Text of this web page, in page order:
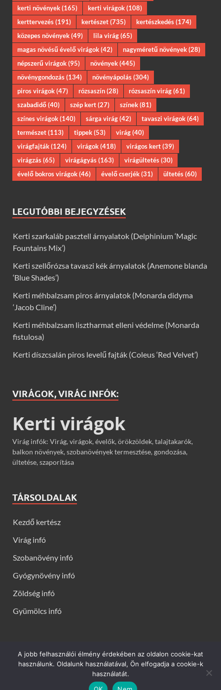
kerti növények(165) kerti virágok(108)
kerttervezés(191) kertészet(735) kertészkedés(174)
közepes növények(49) lila virág(65)
magas növésű évelő virágok(42) nagyméretű növények(28)
népszerű virágok(95) növények(445)
növénygondozás(134) növényápolás(304)
piros virágok(47) rózsaszín(28) rózsaszín virág(61)
szabadidő(40) szép kert(27) színek(81)
színes virágok(140) sárga virág(42) tavaszi virágok(64)
természet(113) tippek(53) virág(40)
virágfajták(124) virágok(418) virágos kert(39)
virágzás(65) virágágyás(163) virágültetés(30)
évelő bokros virágok(46) évelő cserjék(31) ültetés(60)
LEGUTÓBBI BEJEGYZÉSEK
Kerti szarkaláb pasztell árnyalatok (Delphinium ‘Magic
Fountains Mix’)
Kerti szellőrózsa tavaszi kék árnyalatok (Anemone blanda
‘Blue Shades’)
Kerti méhbalzsam piros árnyalatok (Monarda didyma
‘Jacob Cline’)
Kerti méhbalzsam lisztharmat elleni védelme (Monarda
fistulosa)
Kerti díszcsalán piros levelű fajták (Coleus ‘Red Velvet’)
VIRÁGOK, VIRÁG INFÓK:
Kerti virágok
Virág infók: Virág, virágok, évelők, örökzöldek, talajtakarók,
balkon növények, szobanövények termesztése, gondozása,
ültetése, szaporítása
TÁRSOLDALAK
Kezdő kertész
Virág infó
Szobanövény infó
Gyógynövény infó
Zöldség infó
Gyümölcs infó
Kerti virágok - Virág infók: Virág, virágok, évelők, örökzöldek,
talajtakarók, balkon növények, szobanövények termesztése,
gondozása, ültetése, szaporítása
A jobb felhasználói élmény érdekében az oldalon cookie-kat
használunk. Oldalunk használatával, Ön elfogadja a cookie-k
használatát.